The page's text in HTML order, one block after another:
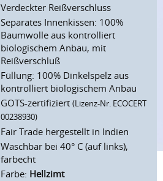
Verdeckter Reißverschluss
Separates Innenkissen: 100%
Baumwolle aus kontrolliert
biologischem Anbau, mit
Reißverschluß
Füllung: 100% Dinkelspelz aus
kontrolliert biologischem Anbau
GOTS-zertifiziert(Lizenz-Nr. ECOCERT
00238930)
Fair Trade hergestellt in Indien
Waschbar bei 40° C (auf links),
farbecht
Farbe: Hellzimt